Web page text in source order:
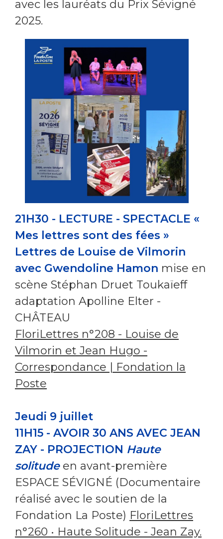
avec les lauréats du Prix Sévigné
2025.
21H30 - LECTURE - SPECTACLE «
Mes lettres sont des fées »
Lettres de Louise de Vilmorin
avec Gwendoline Hamon mise en
scène Stéphan Druet Toukaïeff
adaptation Apolline Elter -
CHÂTEAU
FloriLettres n°208 - Louise de
Vilmorin et Jean Hugo -
Correspondance | Fondation la
Poste
Jeudi 9 juillet
11H15 - AVOIR 30 ANS AVEC JEAN
ZAY - PROJECTION Haute
solitude en avant-première
ESPACE SÉVIGNÉ (Documentaire
réalisé avec le soutien de la
Fondation La Poste) FloriLettres
n°260 • Haute Solitude - Jean Zay.